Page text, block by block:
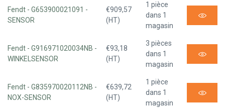
Fendt - G653900021091 -
SENSOR
€909,57
(HT)
1 pièce
dans 1
magasin
Fendt - G916971020034NB -
WINKELSENSOR
€93,18
(HT)
3 pièces
dans 1
magasin
Fendt - G835970020112NB -
NOX-SENSOR
€639,72
(HT)
1 pièce
dans 1
magasin